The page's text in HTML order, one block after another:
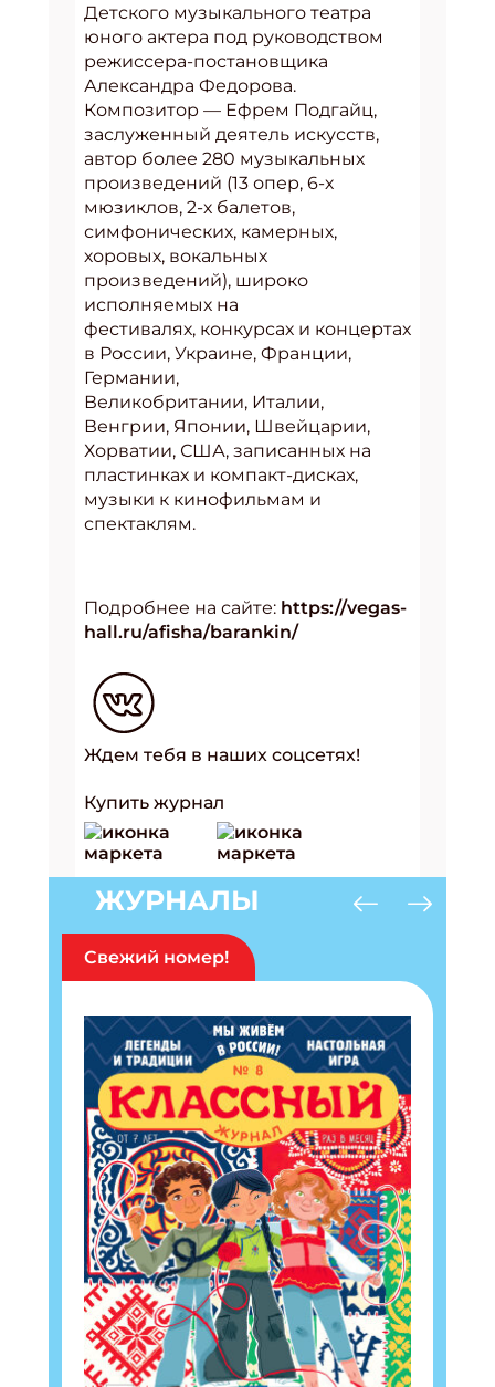
Детского музыкального театра
юного актера под руководством
режиссера-постановщика
Александра Федорова.
Композитор — Ефрем Подгайц,
заслуженный деятель искусств,
автор более 280 музыкальных
произведений (13 опер, 6-х
мюзиклов, 2-х балетов,
симфонических, камерных,
хоровых, вокальных
произведений), широко
исполняемых на
фестивалях, конкурсах и концертах
в России, Украине, Франции,
Германии,
Великобритании, Италии,
Венгрии, Японии, Швейцарии,
Хорватии, США, записанных на
пластинках и компакт-дисках,
музыки к кинофильмам и
спектаклям.
Подробнее на сайте: https://vegas-
hall.ru/afisha/barankin/
Ждем тебя в наших соцсетях!
Купить журнал
ЖУРНАЛЫ
Свежий номер!